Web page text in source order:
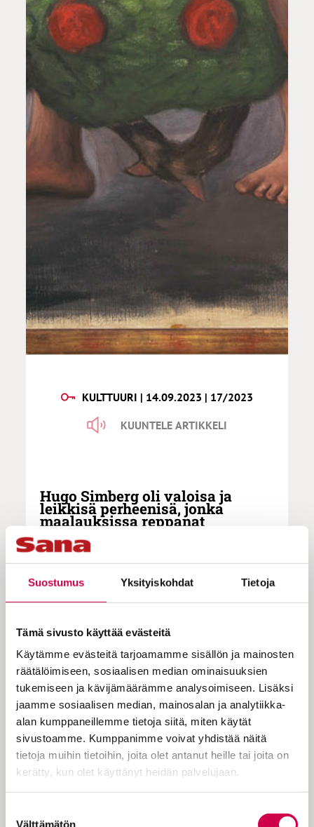
Suostumus Yksityiskohdat Tietoja
Tämä sivusto käyttää evästeitä
Käytämme evästeitä tarjoamamme sisällön ja mainosten
räätälöimiseen, sosiaalisen median ominaisuuksien
tukemiseen ja kävijämäärämme analysoimiseen. Lisäksi
jaamme sosiaalisen median, mainosalan ja analytiikka-
alan kumppaneillemme tietoja siitä, miten käytät
sivustoamme. Kumppanimme voivat yhdistää näitä
tietoja muihin tietoihin, joita olet antanut heille tai joita on
kerätty, kun olet käyttänyt heidän palvelujaan.
Välttämätön
KULTTUURI | 14.09.2023 | 17/2023
KUUNTELE ARTIKKELI
Hugo Simberg oli valoisa ja
leikkisä perheenisä, jonka
maalauksissa reppanat
hyväksyntää ihmisiltä
150 vuotta taiteilija Hugo Simbergin
syntymästä. Omana aikanaan
taitelijan teoksia pidettiin outoina ja
jopa harrastelijamaisina. Sittemmin
suomalaiset ovat ottaneet omakseen
hänen lempeät viikatemiehensä ja
inhimilliset piruparkansa.
Hugo Simberg ja hänen kaksosveljensä